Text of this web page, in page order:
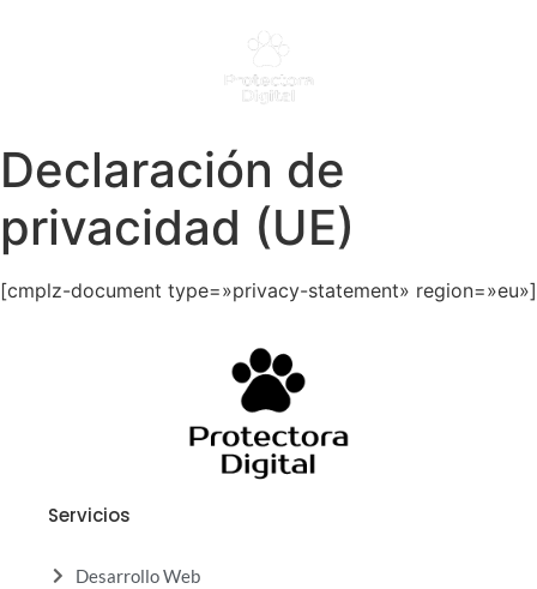
Declaración de
privacidad (UE)
[cmplz-document type=»privacy-statement» region=»eu»]
Servicios
Desarrollo Web